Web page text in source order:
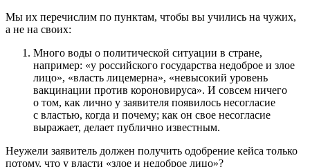
Мы их перечислим по пунктам, чтобы вы учились на чужих,
а не на своих:
Много воды о политической ситуации в стране,
например: «у российского государства недоброе и злое
лицо», «власть лицемерна», «невысокий уровень
вакцинации против короновируса». И совсем ничего
о том, как лично у заявителя появилось несогласие
с властью, когда и почему; как он свое несогласие
выражает, делает публично известным.
Неужели заявитель должен получить одобрение кейса только
потому, что у власти «злое и недоброе лицо»?